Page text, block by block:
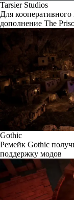
Tarsier Studios
Для
дополнение The
Gothic
Ремейк Gothic
поддержку модов